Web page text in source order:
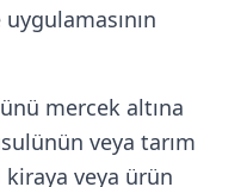
mercek altına
veya tarım
veya ürün